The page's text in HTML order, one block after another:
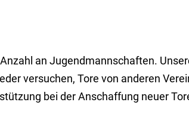
an Jugendmannschaften.
versuchen, Tore von anderen
bei der Anschaffung neuer